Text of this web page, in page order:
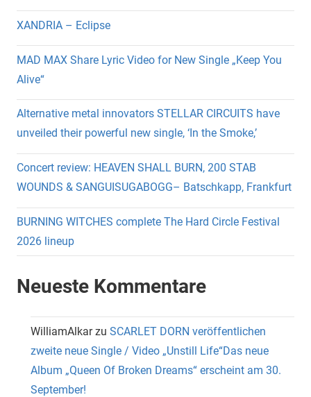
XANDRIA – Eclipse
MAD MAX Share Lyric Video for New Single „Keep You
Alive“
Alternative metal innovators STELLAR CIRCUITS have
unveiled their powerful new single, ‘In the Smoke,’
Concert review: HEAVEN SHALL BURN, 200 STAB
WOUNDS & SANGUISUGABOGG– Batschkapp, Frankfurt
BURNING WITCHES complete The Hard Circle Festival
2026 lineup
Neueste Kommentare
WilliamAlkarzu SCARLET DORN veröffentlichen
zweite neue Single / Video „Unstill Life“Das neue
Album „Queen Of Broken Dreams“ erscheint am 30.
September!